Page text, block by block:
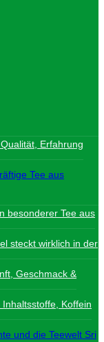
Erfahrung
Tee aus
besonderer Tee aus
steckt wirklich in der
Geschmack &
Koffein
und die Teewelt Sri